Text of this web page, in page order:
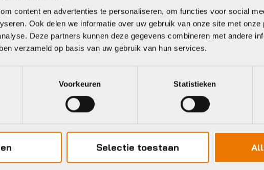
content en advertenties te personaliseren, om functies voor social
Ook delen we informatie over uw gebruik van onze site met
Deze partners kunnen deze gegevens combineren met andere
verzameld op basis van uw gebruik van hun services.
Voorkeuren Statistieken
Selectie toestaan
verzending vanaf €50